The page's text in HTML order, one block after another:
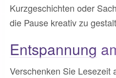
Kurzgeschichten oder
die Pause kreativ zu
Entspannung
Verschenken Sie Lesezeit